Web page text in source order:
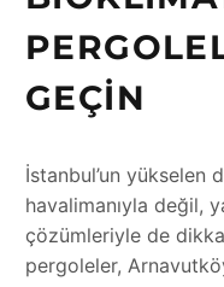
GEÇIN
İstanbul’un yükselen
havalimanıyla değil,
çözümleriyle de
pergoleler,